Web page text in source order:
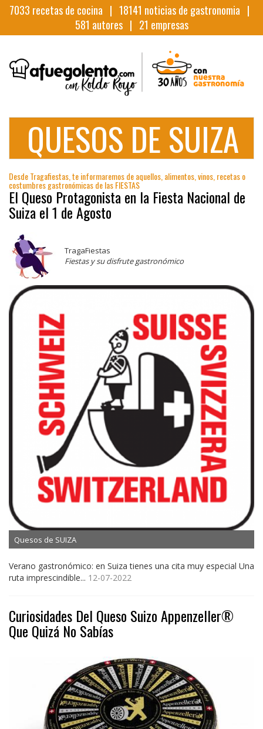
7033 recetas de cocina | 18141 noticias de gastronomia |
581 autores | 21 empresas
QUESOS DE SUIZA
Desde Tragafiestas, te informaremos de aquellos, alimentos, vinos, recetas o
costumbres gastronómicas de las FIESTAS
El Queso Protagonista en la Fiesta Nacional de
Suiza el 1 de Agosto
TragaFiestas
Fiestas y su disfrute gastronómico
Quesos de SUIZA
Verano gastronómico: en Suiza tienes una cita muy especial Una
ruta imprescindible... 12-07-2022
Curiosidades Del Queso Suizo Appenzeller®
Que Quizá No Sabías